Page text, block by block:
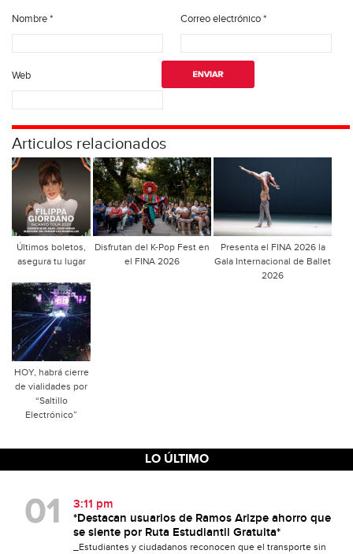
Nombre* Correo electrónico*
Web
Articulos relacionados
Últimos boletos,
asegura tu lugar
Disfrutan del K-Pop Fest en
el FINA 2026
Presenta el FINA 2026 la
Gala Internacional de Ballet
2026
HOY, habrá cierre
de vialidades por
“Saltillo
Electrónico”
LO ÚLTIMO
3:11 pm
*Destacan usuarios de Ramos Arizpe ahorro que
se siente por Ruta Estudiantil Gratuita*
_Estudiantes y ciudadanos reconocen que el transporte sin